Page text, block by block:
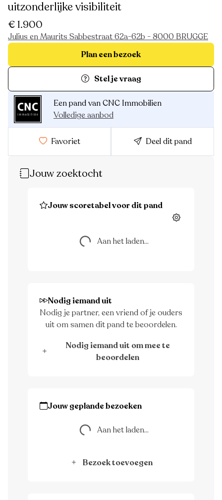
uitzonderlijke visibiliteit
€ 1.900
Julius en Maurits Sabbestraat 62a-62b - 8000 BRUGGE
Plan een bezoek
Stel je vraag
Een pand van CNC Immobilien
Volledige aanbod
Favoriet Deel dit pand
Jouw zoektocht
Jouw scoretabel voor dit pand
Instellingen
Aan het laden... Aan het laden...
Nodig iemand uit
Nodig je partner, een vriend of je ouders
uit om samen dit pand te beoordelen.
Nodig iemand uit om mee te
beoordelen
Jouw geplande bezoeken
Aan het laden... Aan het laden...
Bezoek toevoegen